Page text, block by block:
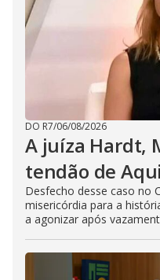
DO R7/06/08/2026
A juíza Hardt,
tendão de
Desfecho desse caso no
misericórdia para a
a agonizar após